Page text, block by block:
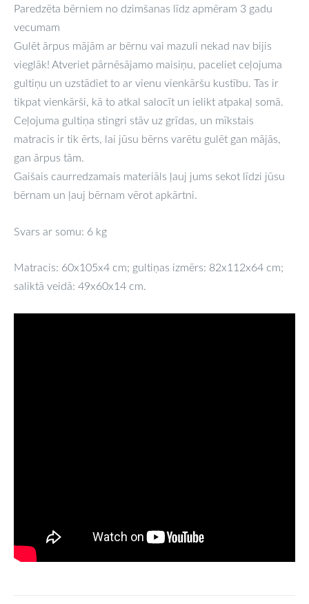
Paredzēta bērniem no dzimšanas līdz apmēram 3 gadu
vecumam
Gulēt ārpus mājām ar bērnu vai mazuli nekad nav bijis
vieglāk! Atveriet pārnēsājamo maisiņu, paceliet ceļojuma
gultiņu un uzstādiet to ar vienu vienkāršu kustību. Tas ir
tikpat vienkārši, kā to atkal salocīt un ielikt atpakaļ somā.
Ceļojuma gultiņa stingri stāv uz grīdas, un mīkstais
matracis ir tik ērts, lai jūsu bērns varētu gulēt gan mājās,
gan ārpus tām.
Gaišais caurredzamais materiāls ļauj jums sekot līdzi jūsu
bērnam un ļauj bērnam vērot apkārtni.
Svars ar somu: 6 kg
Matracis: 60x105x4 cm; gultiņas izmērs: 82x112x64 cm;
saliktā veidā: 49x60x14 cm.